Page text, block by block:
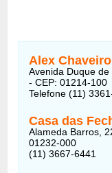
Alex
Avenida Duque
- CEP: 01214-100
Telefone (11)
Casa das
Alameda Barros,
01232-000
(11) 3667-6441